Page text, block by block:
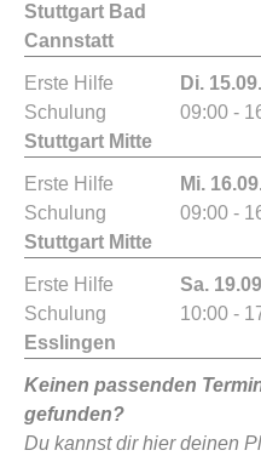
Stuttgart Bad
Cannstatt
Erste Hilfe
Schulung
Stuttgart Mitte
Di.
09:00 -
Erste Hilfe
Schulung
Stuttgart Mitte
Mi.
09:00 -
Erste Hilfe
Schulung
Esslingen
Sa.
10:00 -
Keinen passenden
gefunden?
Du kannst dir hier deinen